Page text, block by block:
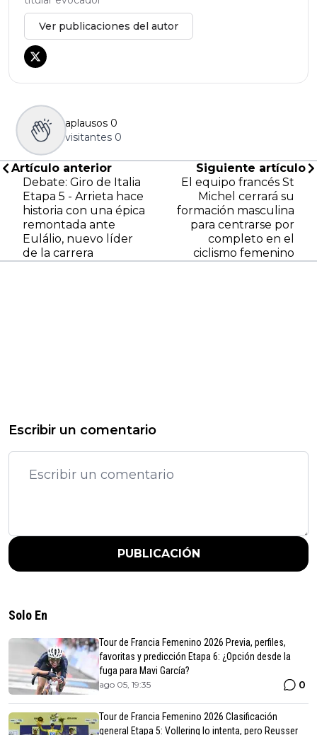
Ver publicaciones del autor
aplausos 0
visitantes 0
Artículo anterior
Debate: Giro de Italia
Etapa 5 - Arrieta hace
historia con una épica
remontada ante
Eulálio, nuevo líder
de la carrera
Siguiente artículo
El equipo francés St
Michel cerrará su
formación masculina
para centrarse por
completo en el
ciclismo femenino
Escribir un comentario
PUBLICACIÓN
Solo En
Tour de Francia Femenino 2026 Previa, perfiles,
favoritas y predicción Etapa 6: ¿Opción desde la
fuga para Mavi García?
ago 05, 19:35 0
Tour de Francia Femenino 2026 Clasificación
general Etapa 5: Vollering lo intenta, pero Reusser